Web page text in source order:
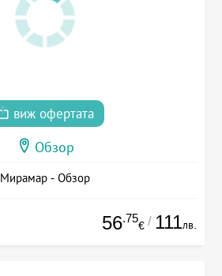
виж офертата
Обзор
Мирамар - Обзор
56.75
€ / 111лв.